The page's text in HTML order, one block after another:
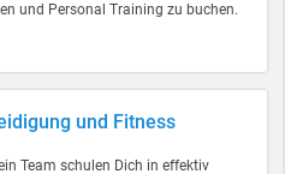
und Personal Training zu buchen.
und Fitness
Team schulen Dich in effektiv